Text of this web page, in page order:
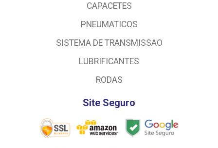
CAPACETES
PNEUMATICOS
SISTEMA DE TRANSMISSAO
LUBRIFICANTES
RODAS
Site Seguro